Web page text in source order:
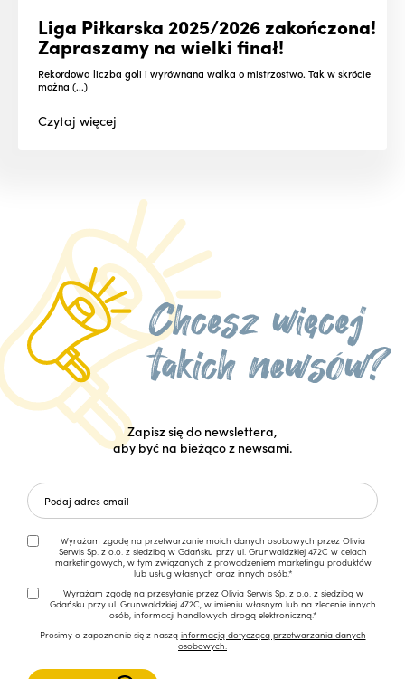
Liga Piłkarska 2025/2026 zakończona!
Zapraszamy na wielki finał!
Rekordowa liczba goli i wyrównana walka o mistrzostwo. Tak w skrócie
można (...)
Czytajwięcej
Zapisz się do newslettera,
aby być na bieżąco z newsami.
Wyrażam zgodę na przetwarzanie moich danych osobowych przez Olivia
Serwis Sp. z o.o. z siedzibą w Gdańsku przy ul. Grunwaldzkiej 472C w celach
marketingowych, w tym związanych z prowadzeniem marketingu produktów
lub usług własnych oraz innych osób.*
Wyrażam zgodę na przesyłanie przez Olivia Serwis Sp. z o.o. z siedzibą w
Gdańsku przy ul. Grunwaldzkiej 472C, w imieniu własnym lub na zlecenie innych
osób, informacji handlowych drogą elektroniczną.*
Prosimy o zapoznanie się z naszą informacją dotyczącą przetwarzania danych
osobowych.